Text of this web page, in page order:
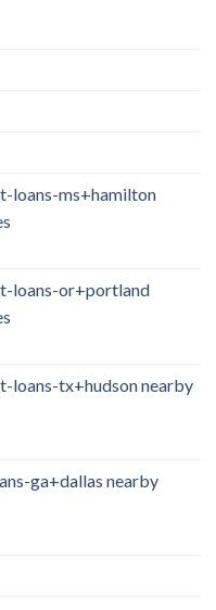
loans-ms+hamilton
loans-or+portland
loans-tx+hudson nearby
ga+dallas nearby